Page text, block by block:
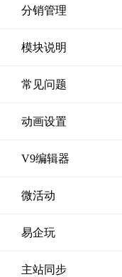
分销管理
模块说明
常见问题
动画设置
V9编辑器
微活动
易企玩
主站同步